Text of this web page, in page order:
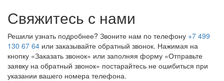
Свяжитесь с нами
Решили узнать подробнее? Звоните нам по телефону +7 499
130 67 64 или заказывайте обратный звонок. Нажимая на
кнопку «Заказать звонок» или заполняя форму «Отправьте
заявку на обратный звонок» постарайтесь не ошибиться при
указании вашего номера телефона.